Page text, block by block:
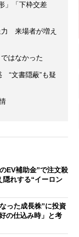
」「下枠交差
力 来場者が増え
はなかった
“文書隠蔽”も疑
EV補助金”で注文殺
れする“イーロン
った成長株”に投資
の仕込み時」と考